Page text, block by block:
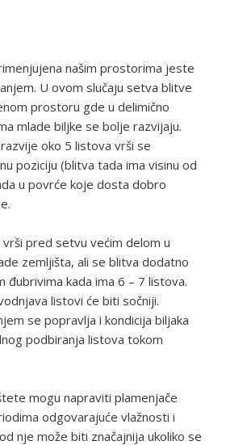
našim prostorima jeste
U ovom slučaju setva blitve
prostoru gde u delimično
mlade biljke se bolje razvijaju.
oko 5 listova vrši se
poziciju (blitva tada ima visinu od
u povrće koje dosta dobro
pred setvu većim delom u
zemljišta, ali se blitva dodatno
đubrivima kada ima 6 – 7 listova.
listovi će biti sočniji.
se popravlja i kondicija biljaka
podbiranja listova tokom
mogu napraviti plamenjače
odgovarajuće vlažnosti i
nje može biti značajnija ukoliko se